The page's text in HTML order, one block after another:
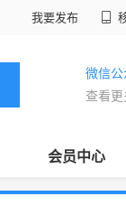
我要发布
微信公
查看
会员中心